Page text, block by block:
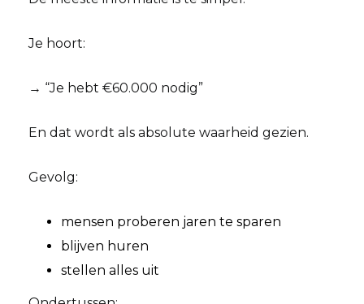
Je hoort:
→ “Je hebt €60.000 nodig”
En dat wordt als absolute waarheid gezien.
Gevolg:
mensen proberen jaren te sparen
blijven huren
stellen alles uit